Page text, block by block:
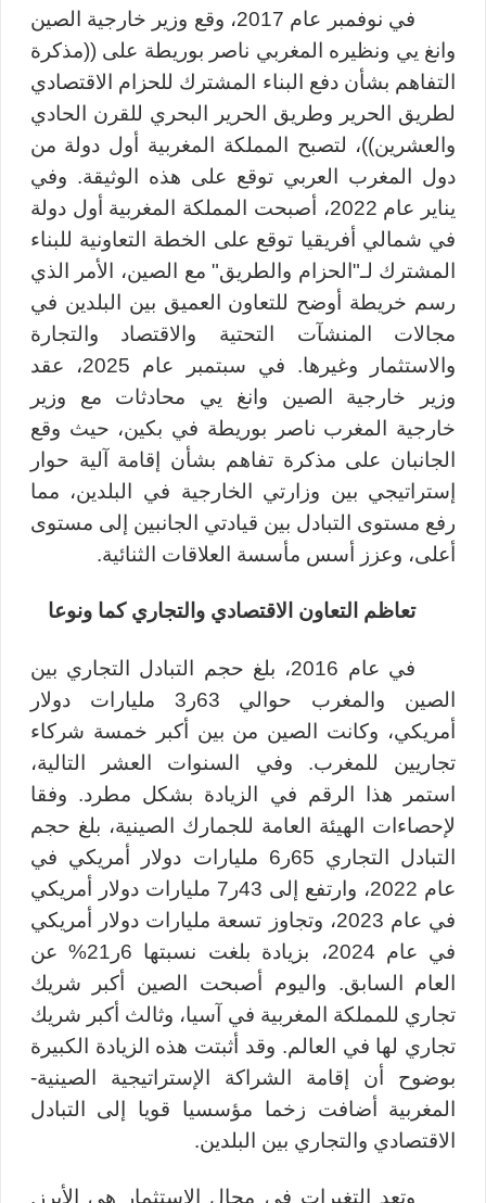
في نوفمبر عام 2017، وقع وزير خارجية الصين
وانغ يي ونظيره المغربي ناصر بوريطة على ((مذكرة
التفاهم بشأن دفع البناء المشترك للحزام الاقتصادي
لطريق الحرير وطريق الحرير البحري للقرن الحادي
والعشرين))، لتصبح المملكة المغربية أول دولة من
دول المغرب العربي توقع على هذه الوثيقة. وفي
يناير عام 2022، أصبحت المملكة المغربية أول دولة
في شمالي أفريقيا توقع على الخطة التعاونية للبناء
المشترك لـ"الحزام والطريق" مع الصين، الأمر الذي
رسم خريطة أوضح للتعاون العميق بين البلدين في
مجالات المنشآت التحتية والاقتصاد والتجارة
والاستثمار وغيرها. في سبتمبر عام 2025، عقد
وزير خارجية الصين وانغ يي محادثات مع وزير
خارجية المغرب ناصر بوريطة في بكين، حيث وقع
الجانبان على مذكرة تفاهم بشأن إقامة آلية حوار
إستراتيجي بين وزارتي الخارجية في البلدين، مما
رفع مستوى التبادل بين قيادتي الجانبين إلى مستوى
أعلى، وعزز أسس مأسسة العلاقات الثنائية.
تعاظم التعاون الاقتصادي والتجاري كما ونوعا
في عام 2016، بلغ حجم التبادل التجاري بين
الصين والمغرب حوالي 63ر3 مليارات دولار
أمريكي، وكانت الصين من بين أكبر خمسة شركاء
تجاريين للمغرب. وفي السنوات العشر التالية،
استمر هذا الرقم في الزيادة بشكل مطرد. وفقا
لإحصاءات الهيئة العامة للجمارك الصينية، بلغ حجم
التبادل التجاري 65ر6 مليارات دولار أمريكي في
عام 2022، وارتفع إلى 43ر7 مليارات دولار أمريكي
في عام 2023، وتجاوز تسعة مليارات دولار أمريكي
في عام 2024، بزيادة بلغت نسبتها 6ر21% عن
العام السابق. واليوم أصبحت الصين أكبر شريك
تجاري للمملكة المغربية في آسيا، وثالث أكبر شريك
تجاري لها في العالم. وقد أثبتت هذه الزيادة الكبيرة
بوضوح أن إقامة الشراكة الإستراتيجية الصينية-
المغربية أضافت زخما مؤسسيا قويا إلى التبادل
الاقتصادي والتجاري بين البلدين.
وتعد التغيرات في مجال الاستثمار هي الأبرز.